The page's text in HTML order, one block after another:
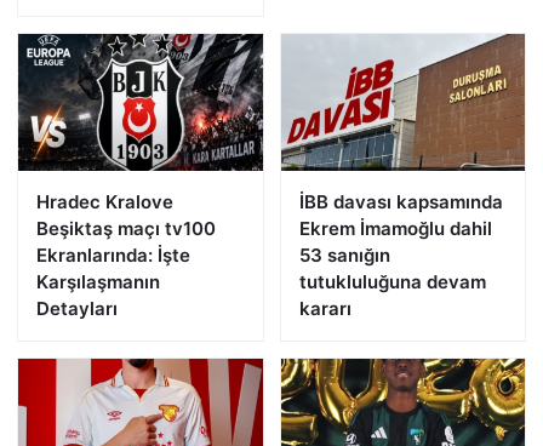
Hradec Kralove
Beşiktaş maçı tv100
Ekranlarında: İşte
Karşılaşmanın
Detayları
İBB davası kapsamında
Ekrem İmamoğlu dahil
53 sanığın
tutukluluğuna devam
kararı